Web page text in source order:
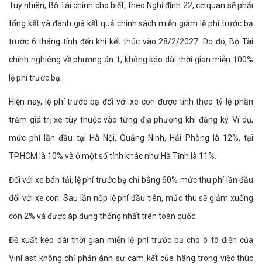
Tuy nhiên, Bộ Tài chính cho biết, theo Nghị định 22, cơ quan sẽ phải
tổng kết và đánh giá kết quả chính sách miễn giảm lệ phí trước bạ
trước 6 tháng tính đến khi kết thúc vào 28/2/2027. Do đó, Bộ Tài
chính nghiêng về phương án 1, không kéo dài thời gian miễn 100%
lệ phí trước bạ.
Hiện nay, lệ phí trước bạ đối với xe con được tính theo tỷ lệ phần
trăm giá trị xe tùy thuộc vào từng địa phương khi đăng ký. Ví dụ,
mức phí lần đầu tại Hà Nội, Quảng Ninh, Hải Phòng là 12%, tại
TP.HCM là 10% và ở một số tỉnh khác như Hà Tĩnh là 11%.
Đối với xe bán tải, lệ phí trước bạ chỉ bằng 60% mức thu phí lần đầu
đối với xe con. Sau lần nộp lệ phí đầu tiên, mức thu sẽ giảm xuống
còn 2% và được áp dụng thống nhất trên toàn quốc.
Đề xuất kéo dài thời gian miễn lệ phí trước bạ cho ô tô điện của
VinFast không chỉ phản ánh sự cam kết của hãng trong việc thúc